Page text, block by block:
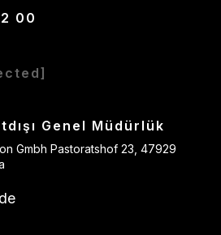
00
Genel Müdürlük
Gmbh Pastoratshof 23, 47929